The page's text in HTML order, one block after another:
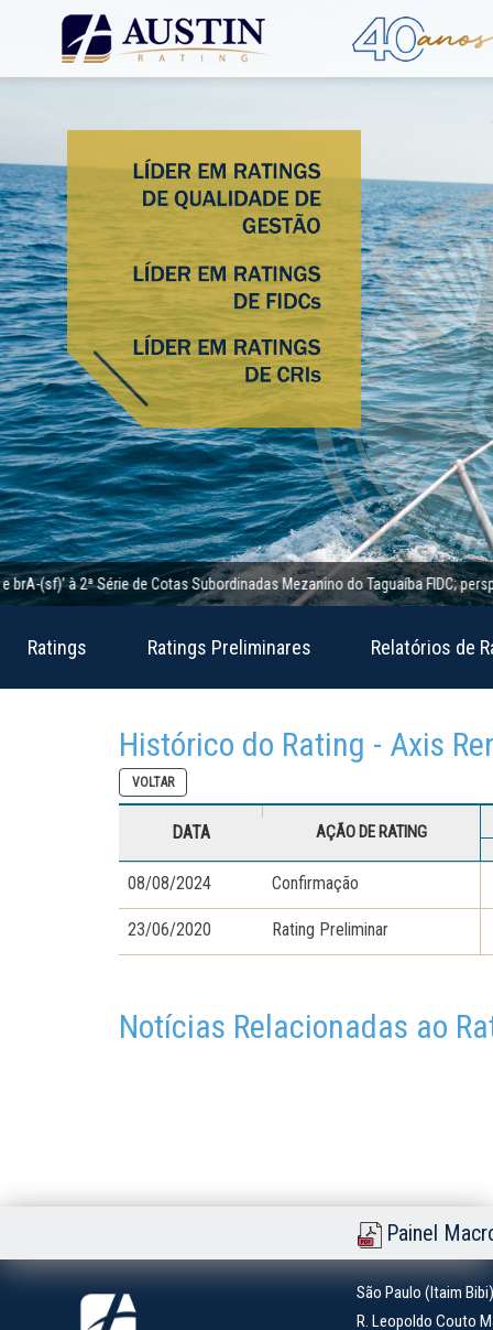
à 2ª Série de Cotas Subordinadas Mezanino do Taguaíba FIDC; perspectiva
Ratings Ratings Preliminares Relatórios de
Histórico do Rating - Axis
VOLTAR
DATA AÇÃO DE RATING
08/08/2024 Confirmação
23/06/2020 Rating Preliminar
Notícias Relacionadas ao
Painel
São Paulo (Itaim Bibi)
R. Leopoldo Couto